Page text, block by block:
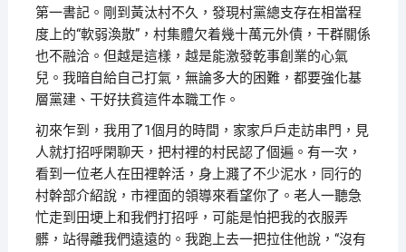
第一書記。剛到黃汰村不久，發現村黨總支存在相當程
度上的“軟弱渙散”，村集體欠着幾十萬元外債，干群關係
也不融洽。但越是這樣，越是能激發乾事創業的心氣
兒。我暗自給自己打氣，無論多大的困難，都要強化基
層黨建、干好扶貧這件本職工作。
初來乍到，我用了1個月的時間，家家戶戶走訪串門，見
人就打招呼閑聊天，把村裡的村民認了個遍。有一次，
看到一位老人在田裡幹活，身上濺了不少泥水，同行的
村幹部介紹說，市裡面的領導來看望你了。老人一聽急
忙走到田埂上和我們打招呼，可能是怕把我的衣服弄
髒，站得離我們遠遠的。我跑上去一把拉住他說，“沒有